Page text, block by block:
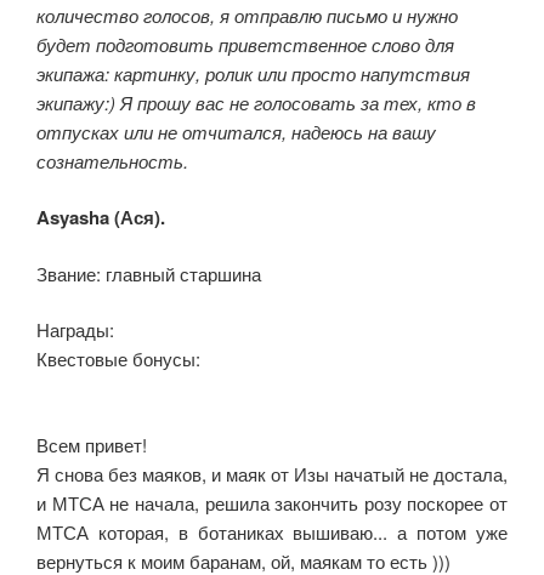
количество голосов, я отправлю письмо и нужно
будет подготовить приветственное слово для
экипажа: картинку, ролик или просто напутствия
экипажу:) Я прошу вас не голосовать за тех, кто в
отпусках или не отчитался, надеюсь на вашу
сознательность.
Asyasha (Ася).
Звание: главный старшина
Награды:
Квестовые бонусы:
Всем привет!
Я снова без маяков, и маяк от Изы начатый не достала,
и МТСА не начала, решила закончить розу поскорее от
МТСА которая, в ботаниках вышиваю... а потом уже
вернуться к моим баранам, ой, маякам то есть )))